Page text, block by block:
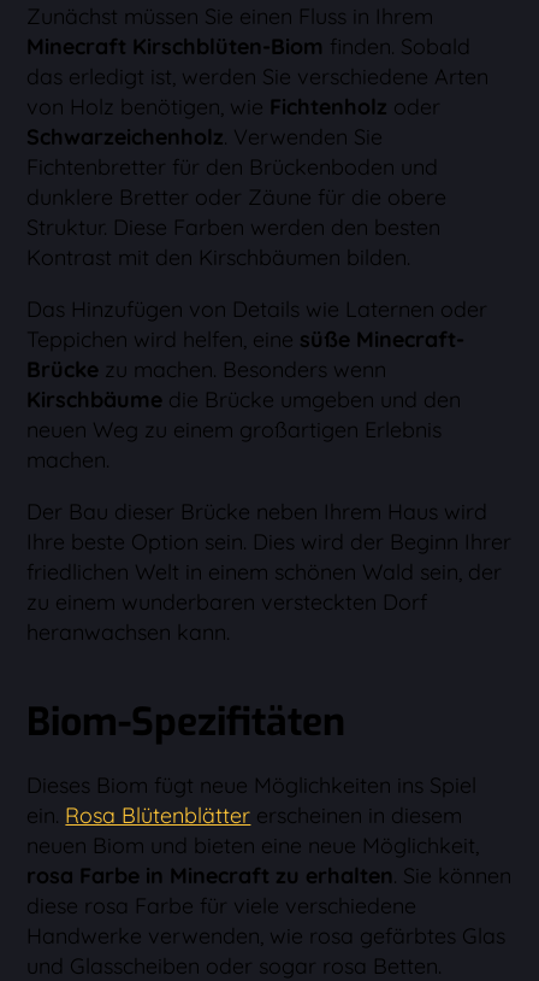
Zunächst müssen Sie einen Fluss in Ihrem
Minecraft Kirschblüten-Biom finden. Sobald
das erledigt ist, werden Sie verschiedene Arten
von Holz benötigen, wie Fichtenholz oder
Schwarzeichenholz. Verwenden Sie
Fichtenbretter für den Brückenboden und
dunklere Bretter oder Zäune für die obere
Struktur. Diese Farben werden den besten
Kontrast mit den Kirschbäumen bilden.
Das Hinzufügen von Details wie Laternen oder
Teppichen wird helfen, eine süße Minecraft-
Brücke zu machen. Besonders wenn
Kirschbäume die Brücke umgeben und den
neuen Weg zu einem großartigen Erlebnis
machen.
Der Bau dieser Brücke neben Ihrem Haus wird
Ihre beste Option sein. Dies wird der Beginn Ihrer
friedlichen Welt in einem schönen Wald sein, der
zu einem wunderbaren versteckten Dorf
heranwachsen kann.
Biom-Spezifitäten
Dieses Biom fügt neue Möglichkeiten ins Spiel
ein. Rosa Blütenblätter erscheinen in diesem
neuen Biom und bieten eine neue Möglichkeit,
rosa Farbe in Minecraft zu erhalten. Sie können
diese rosa Farbe für viele verschiedene
Handwerke verwenden, wie rosa gefärbtes Glas
und Glasscheiben oder sogar rosa Betten.